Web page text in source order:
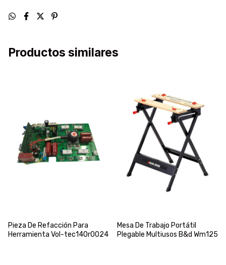
Productos similares
Pieza De Refacción Para
Herramienta Vol-tec140r0024
Mesa De Trabajo Portátil
Plegable Multiusos B&d Wm125